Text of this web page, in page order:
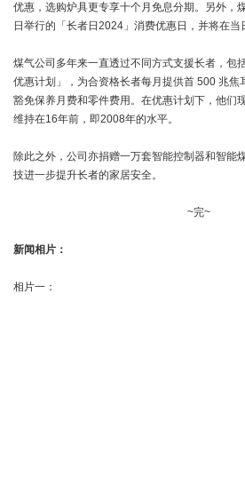
优惠，选购炉具更专享十个月免息分期。另外，
日举行的「长者日2024」消费优惠日，并将在当
煤气公司多年来一直透过不同方式支援长者，包
优惠计划」，为合资格长者每月提供首 500 兆焦
豁免保养月费和零件费用。在优惠计划下，他们
维持在16年前，即2008年的水平。
除此之外，公司亦捐赠一万套智能控制器和智能
技进一步提升长者的家居安全。
~完~
新闻相片：
相片一：